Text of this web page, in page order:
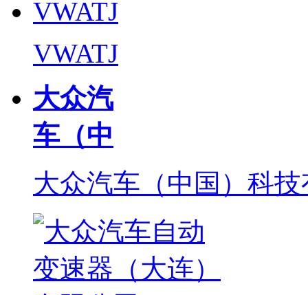
VWATJ
大众汽
车（中
大众汽车（中国）科